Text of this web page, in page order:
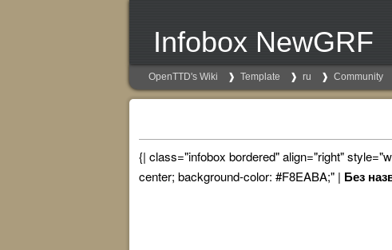
Infobox NewGRF
OpenTTD's Wiki Template ru Community
{| class="infobox bordered" align="right"
center; background-color: #F8EABA;" | Без